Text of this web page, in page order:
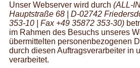
Unser Webserver wird durch (ALL-
Hauptstraße 68 | D-02742
353-10 | Fax +49 35872 353-30)
im Rahmen des Besuchs unseres
übermittelten personenbezogenen
durch diesen Auftragsverarbeiter in
verarbeitet.